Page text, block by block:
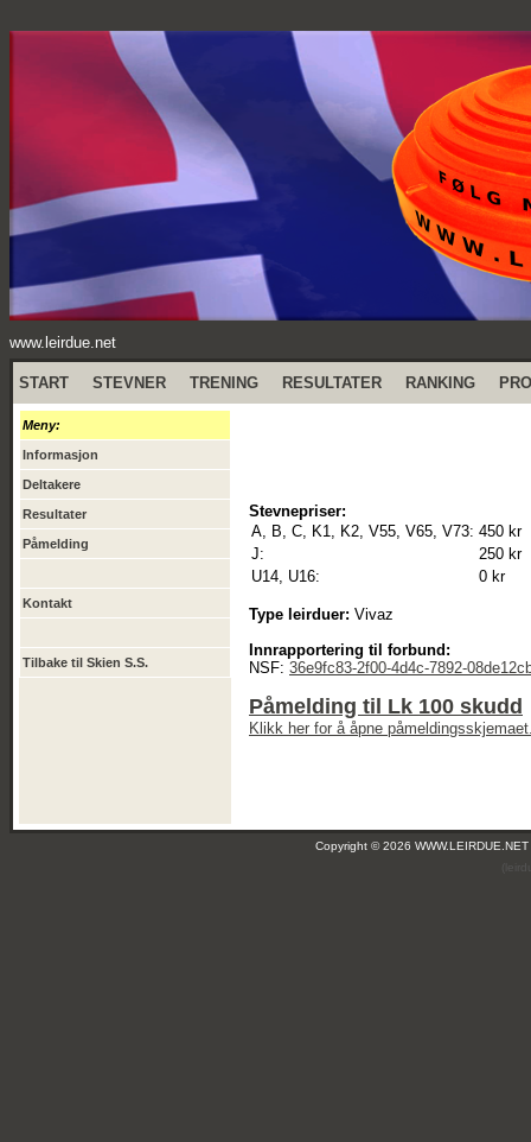
www.leirdue.net
START STEVNER TRENING RESULTATER RANKING
Meny:
Informasjon
Deltakere
Resultater
Påmelding
Kontakt
Tilbake til Skien S.S.
Stevnepriser:
A, B, C, K1, K2, V55, V65, V73: 450 kr
J:
250 kr
U14, U16:
0 kr
Type leirduer: Vivaz
Innrapportering til forbund:
NSF: 36e9fc83-2f00-4d4c-7892-
Påmelding til Lk 100 skudd
Klikk her for å åpne
Copyright © 2026